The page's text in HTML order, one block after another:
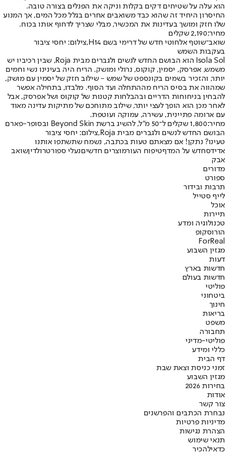
הוא עלה על שטיחים דקים בקלות וניקה את הפנלים בצורה טובה.
החיסרון היחיד זה שהוא כבד משואבים אחרים בגלל מכל המים, אך המנוע
שלו חזק ומושך בעדינות את המכשיר, מבלי שצריך לדחוף אותו בכוח.
מחיר:2,190 שקלים
שואב־שוטף אלחוטי חדש של דרימי בשם H14,צילום: יחסי ציבור
בעקבות השמש
Isola Sol הוא הבושם החדש לנשים ולגברים מבית Roja, שבין רכיביו יש
משמש, אפרסק, יסמין, קוקוס, נרולי ומושק. הריח היה בעינינו נשי וחמים
יותר, והזכיר בשמים בקונספט של שמש - שילוב חזק של יסמין עם מושק,
שמהווה את בסיס הריח מההתחלה ועד הסוף. מלבדו, בתחילה אפשר
להבחין בניחוחות הדריים ובהבלחות קטנות של קוקוס ושל אפרסק, אבל
לאחר מכן הוא הופך לעצי יותר, שילוב מתוחכם של מתיקות עדינה מאוד
עם ארומה פתיינית, עשירה, עמוקה ועוטפת.
מחיר:1,800 שקלים ל־50 מ"ל, להשיג ברשת Beyond Skin ובסופר-פארם
הבושם החדש לנשים ולגברים מבית Roja,צילום: יחסי ציבור
טעינו? נתקן! אם מצאתם טעות בכתבה, נשמח שתשתפו אותנו
אדידסחדש על המדףטיפוח העורמוצרים חדשיםנעלי ספורטרולדיןשואב
אבק
מדורים
ספורט
תרבות ובידור
לייף סטייל
אוכל
תיירות
טכנולוגיה ומדע
הורוסקופ
ForReal
מגזין השבוע
דעות
חדשות בארץ
חדשות בעולם
פוליטי
ביטחוני
חינוך
בריאות
משפט
תחבורה
פוליטי-מדיני
כללי ומידע
דף הבית
זמני כניסת וצאת שבת
מגזין השבוע
בחירות 2026
אודות
צור קשר
נבחרת הכתבים והפרשנים
מדיניות פרטיות
הצהרת נגישות
תנאי שימוש
כדאילהכיר